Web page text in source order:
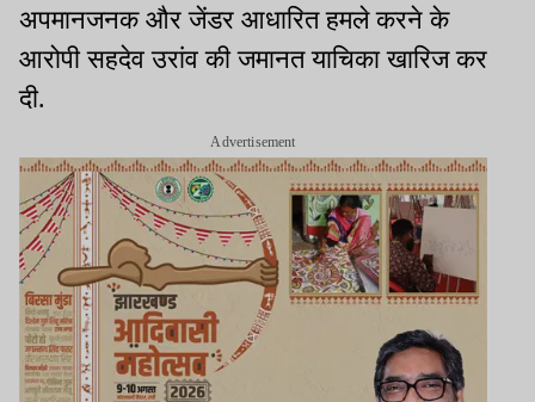
अपमानजनक और जेंडर आधारित हमले करने के
आरोपी सहदेव उरांव की जमानत याचिका खारिज कर
दी.
Advertisement